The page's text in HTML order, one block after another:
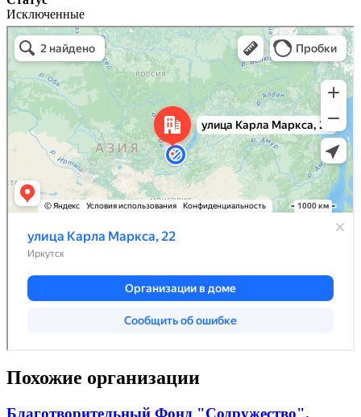
Исключенные
Похожие организации
Благотворительный Фонд "Содружество".